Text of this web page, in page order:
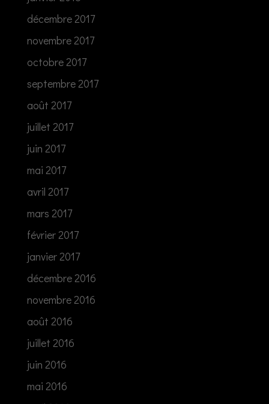
décembre 2017
novembre 2017
octobre 2017
septembre 2017
août 2017
juillet 2017
juin 2017
mai 2017
avril 2017
mars 2017
février 2017
janvier 2017
décembre 2016
novembre 2016
août 2016
juillet 2016
juin 2016
mai 2016